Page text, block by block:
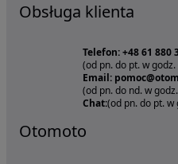
Obsługa klienta
Telefon: +48 61 880
(od pn. do pt. w
Email:
(od pn. do nd. w
Chat:(od pn. do pt. w
Otomoto